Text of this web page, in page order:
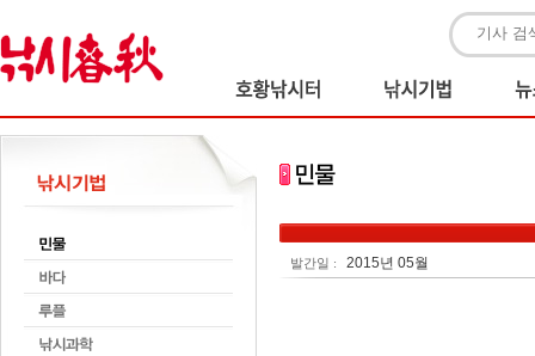
발간일 : 2015년 05월